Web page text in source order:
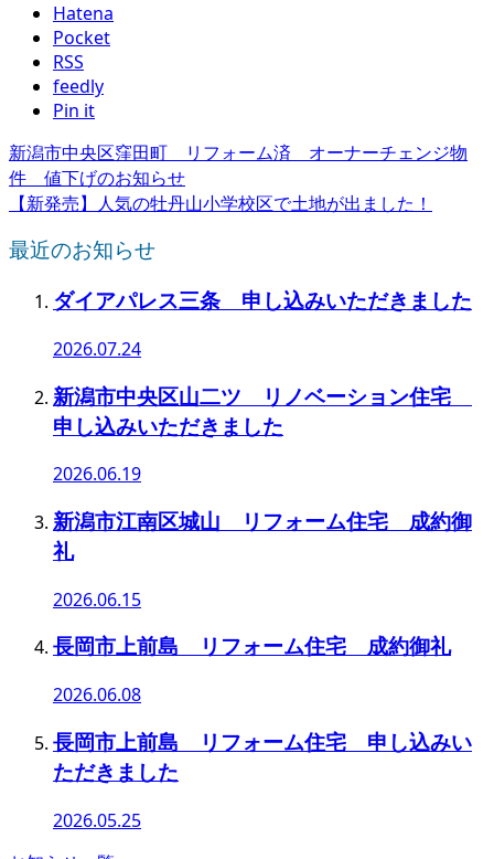
Hatena
Pocket
RSS
feedly
Pin it
新潟市中央区窪田町 リフォーム済 オーナーチェンジ物
件 値下げのお知らせ
【新発売】人気の牡丹山小学校区で土地が出ました！
最近のお知らせ
ダイアパレス三条 申し込みいただきました
2026.07.24
新潟市中央区山二ツ リノベーション住宅
申し込みいただきました
2026.06.19
新潟市江南区城山 リフォーム住宅 成約御
礼
2026.06.15
長岡市上前島 リフォーム住宅 成約御礼
2026.06.08
長岡市上前島 リフォーム住宅 申し込みい
ただきました
2026.05.25